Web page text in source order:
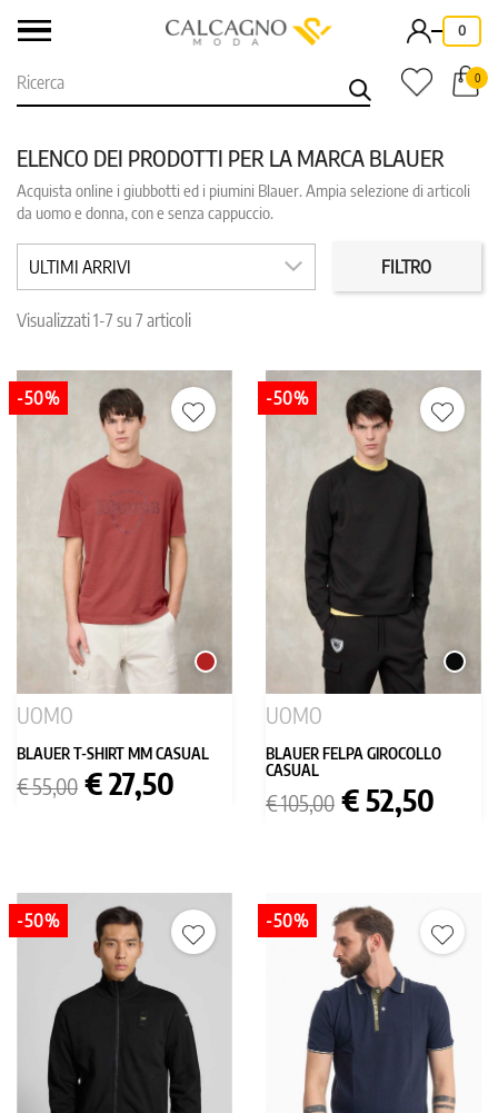
- 0
0
ELENCO DEI PRODOTTI PER LA MARCA BLAUER
categorie: uomo
CATEGORIE PREZZO
COLORE
REPARTO IN PROMO
Acquista online i giubbotti ed i piumini Blauer. Ampia selezione di articoli
da uomo e donna, con e senza cappuccio.
ULTIMI ARRIVI FILTRO
Visualizzati 1-7 su 7 articoli
MATTONE
UOMO
BLAUER T-SHIRT MM CASUAL
Prezzo
base
€ 55,00 Prezzo
€ 27,50
-50%
NERO
UOMO
BLAUER FELPA GIROCOLLO
CASUAL
Prezzo
base
€ 105,00 Prezzo
€ 52,50
-50%
-50% -50%